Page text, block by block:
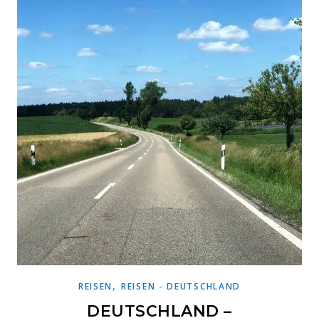
REISEN,REISEN - DEUTSCHLAND
DEUTSCHLAND –